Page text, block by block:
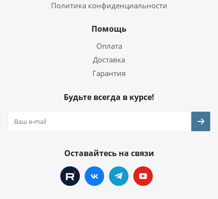
Политика конфиденциальности
Помощь
Оплата
Доставка
Гарантия
Будьте всегда в курсе!
Оставайтесь на связи